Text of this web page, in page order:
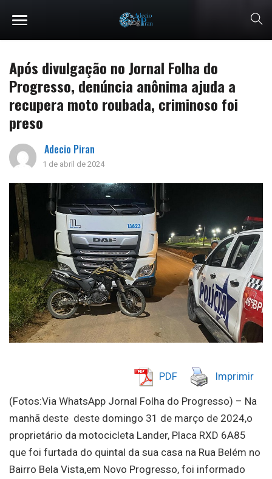
Após divulgação no Jornal Folha do
Progresso, denúncia anônima ajuda a
recupera moto roubada, criminoso foi
preso
Adecio Piran
1 de abril de 2024
PDF Imprimir
(Fotos:Via WhatsApp Jornal Folha do Progresso) – Na
manhã deste deste domingo 31 de março de 2024,o
proprietário da motocicleta Lander, Placa RXD 6A85
que foi furtada do quintal da sua casa na Rua Belém no
Bairro Bela Vista,em Novo Progresso, foi informado